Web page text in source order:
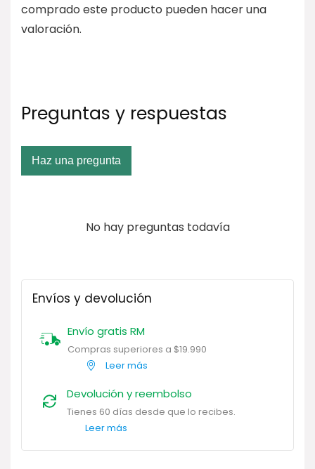
comprado este producto pueden hacer una
valoración.
Preguntas y respuestas
Haz una pregunta
No hay preguntas todavía
Envíos y devolución
Envío gratis RM
Compras superiores a $19.990
Leer más
Devolución y reembolso
Tienes 60 días desde que lo recibes.
Leer más